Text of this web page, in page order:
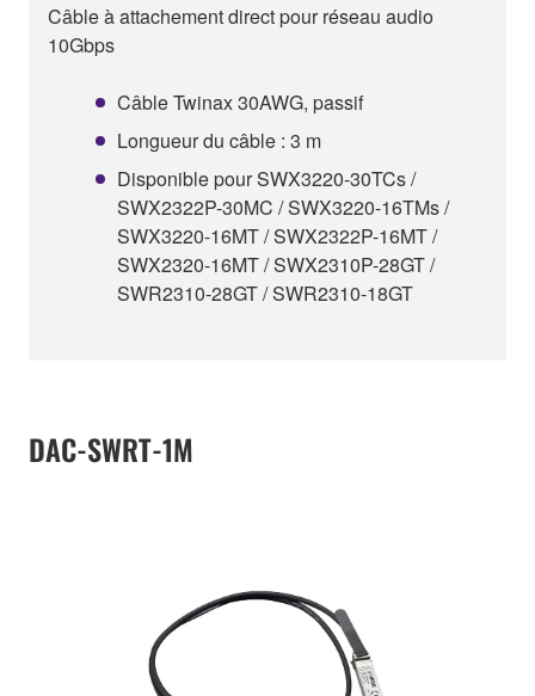
Câble à attachement direct pour réseau audio
10Gbps
Câble Twinax 30AWG, passif
Longueur du câble : 3 m
Disponible pour SWX3220-30TCs /
SWX2322P-30MC / SWX3220-16TMs /
SWX3220-16MT / SWX2322P-16MT /
SWX2320-16MT / SWX2310P-28GT /
SWR2310-28GT / SWR2310-18GT
DAC-SWRT-1M